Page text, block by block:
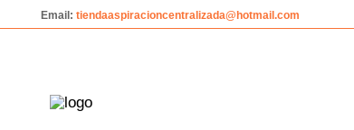
Email: tiendaaspiracioncentralizada@hotmail.com